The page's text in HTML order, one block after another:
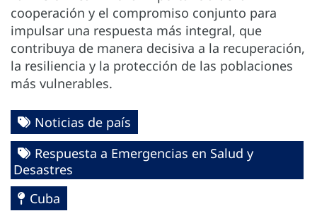
cooperación y el compromiso conjunto para
impulsar una respuesta más integral, que
contribuya de manera decisiva a la recuperación,
la resiliencia y la protección de las poblaciones
más vulnerables.
Noticias de país
Respuesta a Emergencias en Salud y
Desastres
Cuba